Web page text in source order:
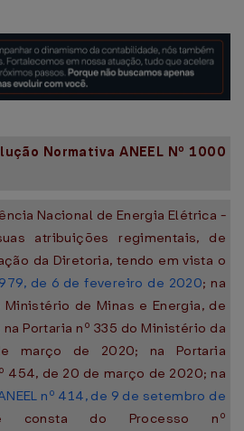
Normativa ANEEL Nº 1000
Nacional de Energia Elétrica -
atribuições regimentais, de
da Diretoria, tendo em vista o
de 6 de fevereiro de 2020; na
Ministério de Minas e Energia, de
Portaria nº 335 do Ministério da
março de 2020; na Portaria
454, de 20 de março de 2020; na
nº 414, de 9 de setembro de
do Processo nº